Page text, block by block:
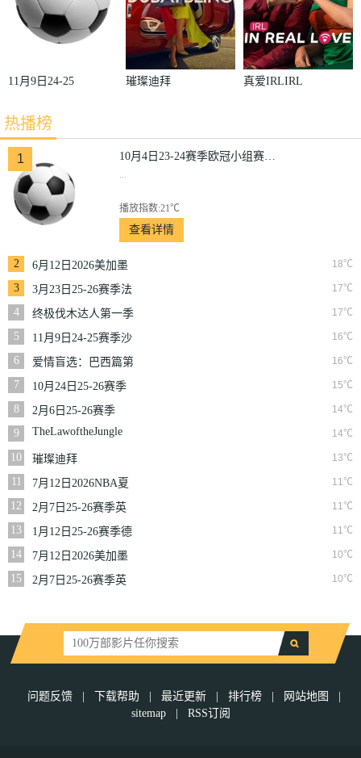
马德里
11月9日24-25
轮利雅得体育
VS利雅得胜
利
璀璨迪拜 真爱IRLIRL
热播榜
1 10月4日23-24赛季欧冠小组赛第2轮那不勒斯VS皇家马德里
...
播放指数:21℃
查看详情
2 18℃
6月12日2026美加墨
世界杯小组赛韩国VS
捷克
3 17℃
3月23日25-26赛季法
甲第27轮雷恩VS梅斯
4 17℃
终极伐木达人第一季
5
16℃
11月9日24-25赛季沙
联第10轮利雅得体育
VS利雅得胜利
6 16℃
爱情盲选：巴西篇第
二季
7 15℃
10月24日25-26赛季
NBA常规赛掘金VS
勇士
8 14℃
2月6日25-26赛季
NBA常规赛篮网VS
9 14℃
TheLawoftheJungle
10 13℃
璀璨迪拜
11
11℃
7月12日2026NBA夏
季联赛尼克斯VS马刺
12 11℃
2月7日25-26赛季英
超第25轮伯恩利VS西
汉姆联
13 11℃
1月12日25-26赛季德
甲第16轮拜仁慕尼黑
VS沃尔夫斯堡
14 10℃
7月12日2026美加墨
世界杯四分之一决赛
挪威VS英格兰
15 10℃
2月7日25-26赛季英
问题反馈 下载帮助 最近更新 排行榜 网站地图
sitemap
RSS订阅